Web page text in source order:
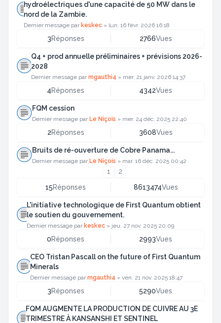
hydroélectriques d'une capacité de 50 MW dans le
nord de la Zambie.
Dernier message par keskec » lun. 16 févr. 2026 16:18
3Réponses 2766Vues
Q4 + prod annuelle préliminaires + prévisions 2026-
2028
Dernier message parmgauthi4 » mer. 21 janv. 2026 14:37
4Réponses 4342Vues
FQM cession
Dernier message par Le Niçois » mer. 24 déc. 2025 22:40
2Réponses 3608Vues
Bruits de ré-ouverture de Cobre Panama...
Dernier message par Le Niçois » mar. 16 déc. 2025 00:42
1
2
15Réponses 8613474Vues
L'initiative technologique de First Quantum obtient
le soutien du gouvernement.
Dernier message par keskec» jeu. 27 nov. 2025 20:09
0Réponses 2993Vues
CEO Tristan Pascall on the future of First Quantum
Minerals
Dernier message parmgauthi4 » ven. 21 nov. 2025 18:47
3Réponses 5290Vues
FQM AUGMENTE LA PRODUCTION DE CUIVRE AU 3E
TRIMESTRE À KANSANSHI ET SENTINEL